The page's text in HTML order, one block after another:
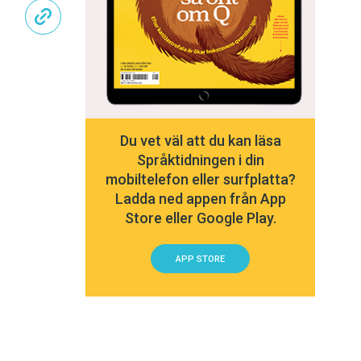
Du vet väl att du kan läsa
Språktidningen i din
mobiltelefon eller surfplatta?
Ladda ned appen från App
Store eller Google Play.
APP STORE